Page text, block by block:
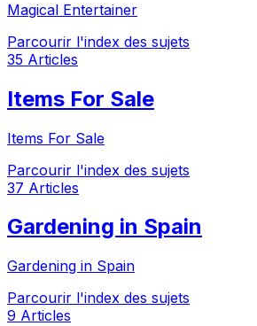
Magical Entertainer
Parcourir l'index des sujets
35 Articles
Items For Sale
Items For Sale
Parcourir l'index des sujets
37 Articles
Gardening in Spain
Gardening in Spain
Parcourir l'index des sujets
9 Articles